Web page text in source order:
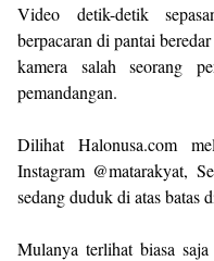
Video detik-detik
berpacaran di pantai
kamera salah seorang
pemandangan.
Dilihat Halonusa.com
Instagram @matarakyat,
sedang duduk di atas batas
Mulanya terlihat biasa